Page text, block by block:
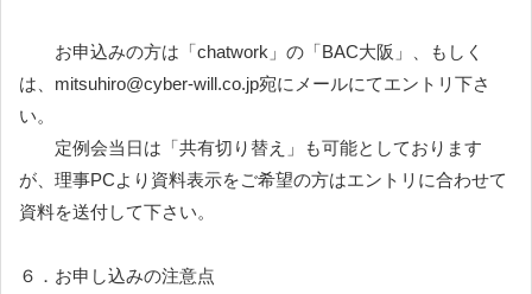
お申込みの方は「chatwork」の「BAC大阪」、もしく
は、mitsuhiro@cyber-will.co.jp宛にメールにてエントリ下さ
い。
定例会当日は「共有切り替え」も可能としております
が、理事PCより資料表示をご希望の方はエントリに合わせて
資料を送付して下さい。
６．お申し込みの注意点